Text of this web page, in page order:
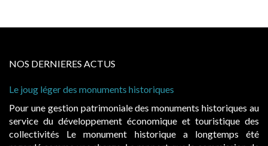
NOS DERNIERES ACTUS
historiques
des monuments historiques au
et touristique des
historique a longtemps été
Cabines de plage : le juge
Evocatrices des bains de
également un beau sujet